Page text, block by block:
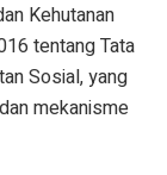
Kehutanan
tentang Tata
Sosial, yang
mekanisme